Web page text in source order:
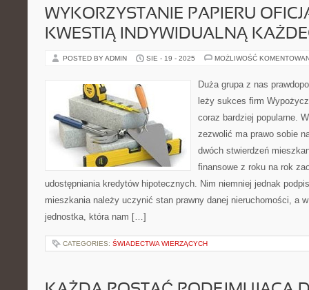
WYKORZYSTANIE PAPIERU
KWESTIĄ INDYWIDUALNĄ
POSTED BY ADMIN SIE - 19 - 2025 MOŻLIWOŚĆ
Duża grupa z nas
leży sukces firm
coraz bardziej popularne.
zezwolić ma prawo sobie
dwóch stwierdzeń
finansowe z roku na rok
udostępniania kredytów hipotecznych. Nim niemniej jednak
mieszkania należy uczynić stan prawny danej nieruchomości, a
jednostka, która nam […]
CATEGORIES: ŚWIADECTWA WIERZĄCYCH